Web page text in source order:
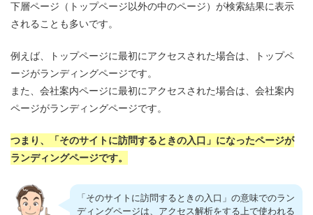
下層ページ（トップページ以外の中のページ）が検索結果に表示
されることも多いです。
例えば、トップページに最初にアクセスされた場合は、トップペ
ージがランディングページです。
また、会社案内ページに最初にアクセスされた場合は、会社案内
ページがランディングページです。
つまり、「そのサイトに訪問するときの入口」になったページが
ランディングページです。
「そのサイトに訪問するときの入口」の意味でのラン
ディングページは、アクセス解析をする上で使われる